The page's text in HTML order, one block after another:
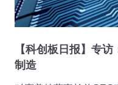
【科创板日报】专
制造